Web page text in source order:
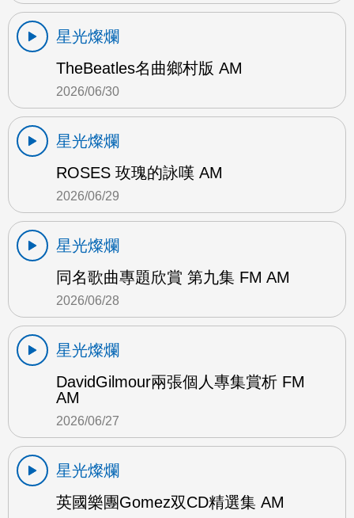
星光燦爛
TheBeatles名曲鄉村版 AM
2026/06/30
星光燦爛
ROSES 玫瑰的詠嘆 AM
2026/06/29
星光燦爛
同名歌曲專題欣賞 第九集 FM AM
2026/06/28
星光燦爛
DavidGilmour兩張個人專集賞析 FM
AM
2026/06/27
星光燦爛
英國樂團Gomez双CD精選集 AM